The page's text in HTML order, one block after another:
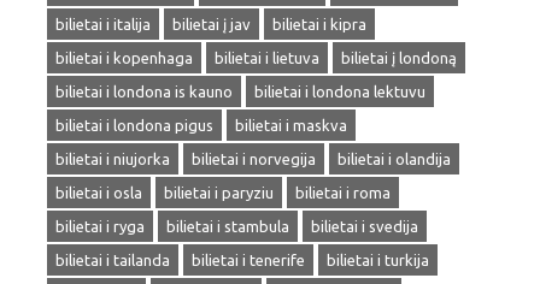
bilietai i italija
bilietai į jav
bilietai i kipra
bilietai i kopenhaga
bilietai i lietuva
bilietai į londoną
bilietai i londona is kauno
bilietai i londona lektuvu
bilietai i londona pigus
bilietai i maskva
bilietai i niujorka
bilietai i norvegija
bilietai i olandija
bilietai i osla
bilietai i paryziu
bilietai i roma
bilietai i ryga
bilietai i stambula
bilietai i svedija
bilietai i tailanda
bilietai i tenerife
bilietai i turkija